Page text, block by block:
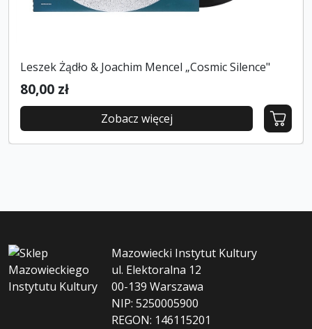
Leszek Żądło & Joachim Mencel „Cosmic Silence"
80,00 zł
Zobacz więcej
Mazowiecki Instytut Kultury
ul. Elektoralna 12
00-139 Warszawa
NIP: 5250005900
REGON: 146115201